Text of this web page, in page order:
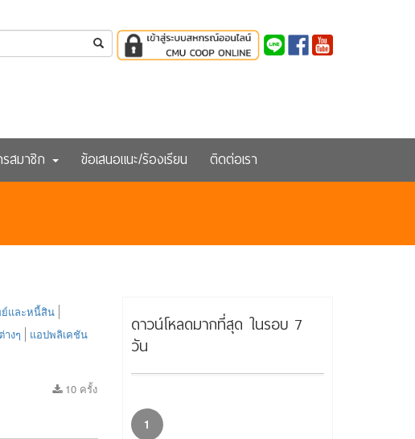
สมาชิก ข้อเสนอแนะ/ร้องเรียน ติดต่อเรา
ย์และหนี้สิน
งๆ แอปพลิเคชัน
10 ครั้ง
ดาวน์โหลดมากที่สุด ในรอบ 7
วัน
1